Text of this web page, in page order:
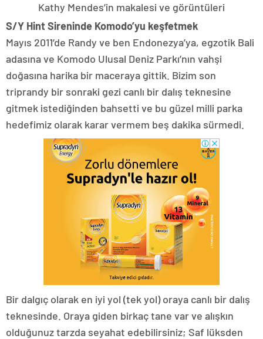
Kathy Mendes’in makalesi ve görüntüleri
S/Y Hint Sireninde Komodo’yu keşfetmek
Mayıs 2011’de Randy ve ben Endonezya’ya, egzotik Bali
adasına ve Komodo Ulusal Deniz Parkı’nın vahşi
doğasına harika bir maceraya gittik. Bizim son
triprandy bir sonraki gezi canlı bir dalış teknesine
gitmek istediğinden bahsetti ve bu güzel milli parka
hedefimiz olarak karar vermem beş dakika sürmedi.
Bir dalgıç olarak en iyi yol (tek yol) oraya canlı bir dalış
teknesinde. Oraya giden birkaç tane var ve alışkın
olduğunuz tarzda seyahat edebilirsiniz; Saf lüksden